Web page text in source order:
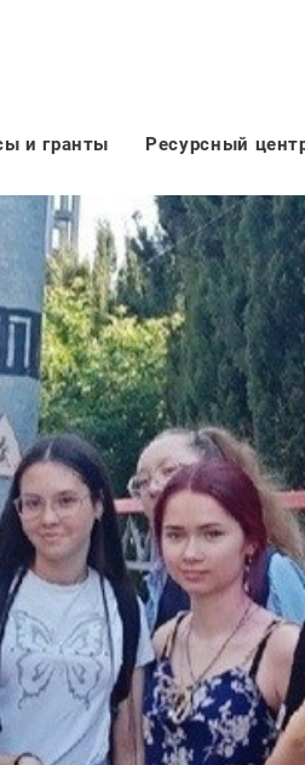
и гранты Ресурсный